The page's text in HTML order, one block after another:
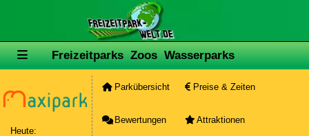
Freizeitparks Zoos Wasserparks
Heute:
Parkübersicht Preise & Zeiten
Bewertungen Attraktionen